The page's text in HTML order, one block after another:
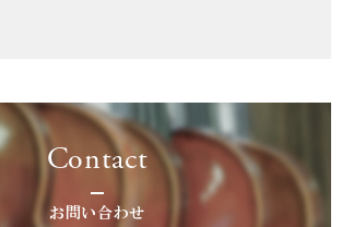
Contact
お問い合わせ